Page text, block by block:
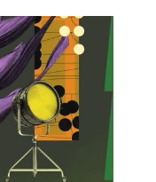
do walki[...]